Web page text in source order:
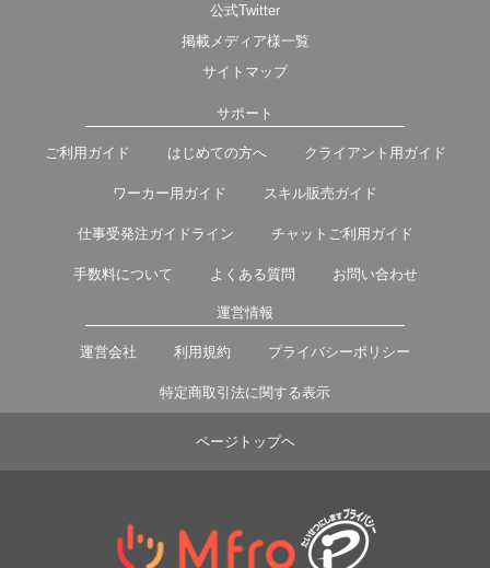
公式Twitter
掲載メディア様一覧
サイトマップ
サポート
ご利用ガイド はじめての方へ クライアント用ガイド
ワーカー用ガイド スキル販売ガイド
仕事受発注ガイドライン チャットご利用ガイド
手数料について よくある質問 お問い合わせ
運営情報
運営会社 利用規約 プライバシーポリシー
特定商取引法に関する表示
ページトップヘ